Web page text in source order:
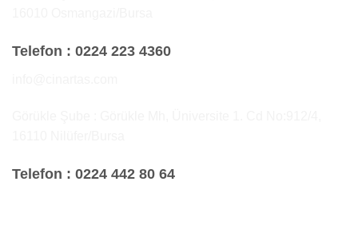
Telefon : 0224 223 4360
Telefon : 0224 442 80 64